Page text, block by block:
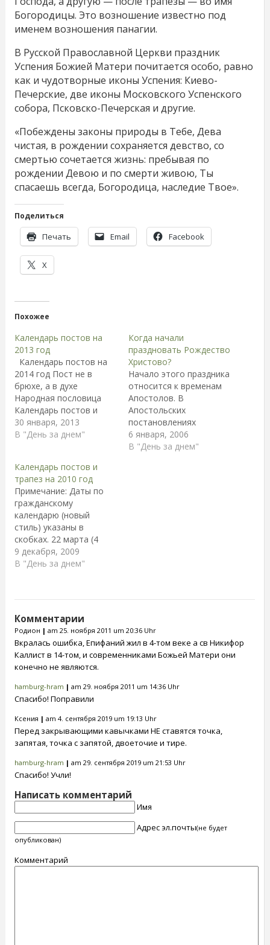
Богородицы. Это возношение известно под
именем возношения панагии.
В Русской Православной Церкви праздник
Успения Божией Матери почитается особо, равно
как и чудотворные иконы Успения: Киево-
Печерские, две иконы Московского Успенского
собора, Псковско-Печерская и другие.
«Побеждены законы природы в Тебе, Дева
чистая, в рождении сохраняется девство, со
смертью сочетается жизнь: пребывая по
рождении Девою и по смерти живою, Ты
спасаешь всегда, Богородица, наследие Твое».
Поделиться
Печать Email Facebook
X
Похожее
Календарь постов на
2013 год
Календарь постов на
2014 год Пост не в
брюхе, а в духе
Народная пословица
Календарь постов и
трапез на 2013 годДаты
указаны по новому
труда. И чтобы
отметить праздник,
надо к нему
подготовиться. В
Русской Православной
Церкви существует
четыре многодневных
поста, пост…
30 января, 2013
В "День за днем"
Когда начали
праздновать Рождество
Христово?
Начало этого праздника
относится к временам
Апостолов. В
Апостольских
постановлениях
говорится: "Храните,
братия, дни
Слова из Марии…
6 января, 2006
В "День за днем"
Календарь постов и
трапез на 2010 год
Примечание: Даты по
гражданскому
календарю (новый
стиль) указаны в
скобках. 22 марта (4
апреля), воскресенье –
ПАСХА ХРИСТОВА В
Пасху 4 апреля (н. ст.)
переходящие праздники
15 (28) марта,
воскресенье – Вход
Господень в Иерусалим
30 апреля (13 мая),
четверг – Вознесение
Господне 10…
9 декабря, 2009
В "День за днем"
Комментарии
Родион | am 25. ноября 2011 um 20:36 Uhr
Вкралась ошибка, Епифаний жил в 4-том веке а св Никифор
Каллист в 14-том, и современниками Божьей Матери они
конечно не являются.
hamburg-hram | am 29. ноября 2011 um 14:36 Uhr
Спасибо! Поправили
Ксения | am 4. сентября 2019 um 19:13 Uhr
Перед закрывающими кавычками НЕ ставятся точка,
запятая, точка с запятой, двоеточие и тире.
hamburg-hram | am 29. сентября 2019 um 21:53 Uhr
Спасибо! Учли!
Написать комментарий
Имя
Адрес эл.почты(не будет
опубликован)
Комментарий